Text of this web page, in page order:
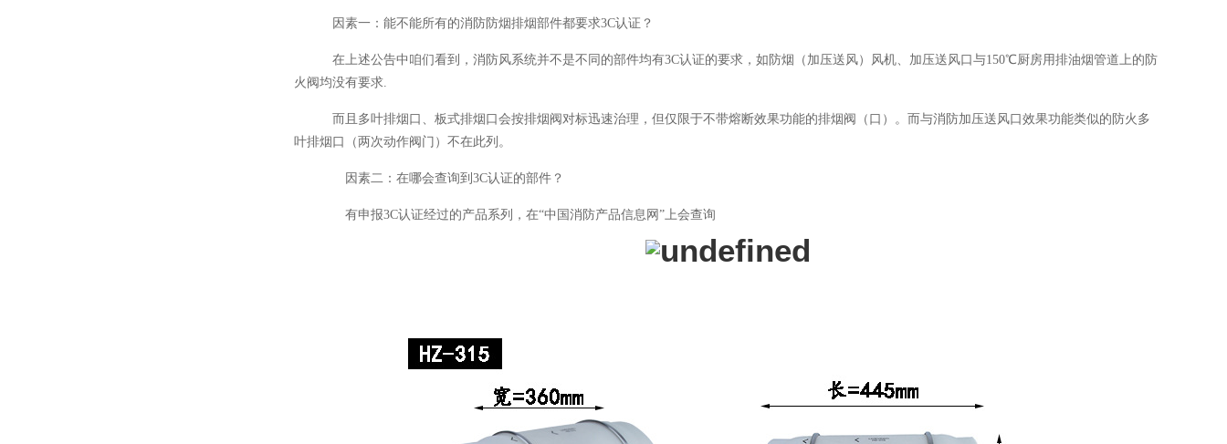
因素一：能不能所有的消防防烟排烟部件都要求3C认证？
在上述公告中咱们看到，消防风系统并不是不同的部件均有3C认证的要求，如防烟（加压送风）风机、加压送风口与150℃厨房用排油烟管道上的防
火阀均没有要求.
而且多叶排烟口、板式排烟口会按排烟阀对标迅速治理，但仅限于不带熔断效果功能的排烟阀（口）。而与消防加压送风口效果功能类似的防火多
叶排烟口（两次动作阀门）不在此列。
因素二：在哪会查询到3C认证的部件？
有申报3C认证经过的产品系列，在“中国消防产品信息网”上会查询